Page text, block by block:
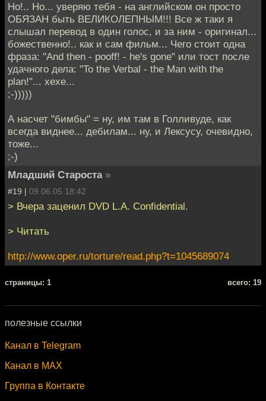
Но!.. Но... уверяю тебя - на английском он просто
ОБЯЗАН быть ВЕЛИКОЛЕПНЫМ!!! Все ж таки я
слышал перевод в один голос, и за ним - оригинал...
божественно!.. как и сам фильм... Чего стоит одна
фраза: "And then - pooff! - he's gone" или тост после
удачного дела: "To the Verbal - the Man with the
plan!"... хехе...
;-)))))
А насчет "бимбы" = ну, им там в Голливуде, как
всегда виднее... дебилам... ну, и Лексусу, очевидно,
тоже...
;-)
Младший Староста »
#19 | 09.06.05 18:42
> Вчера заценил DVD L.A. Confidential.
> Читать
http://www.oper.ru/torture/read.php?t=1045689074
cтраницы: 1 всего: 19
полезные ссылки
Канал в Telegram
Канал в MAX
Группа в Контакте